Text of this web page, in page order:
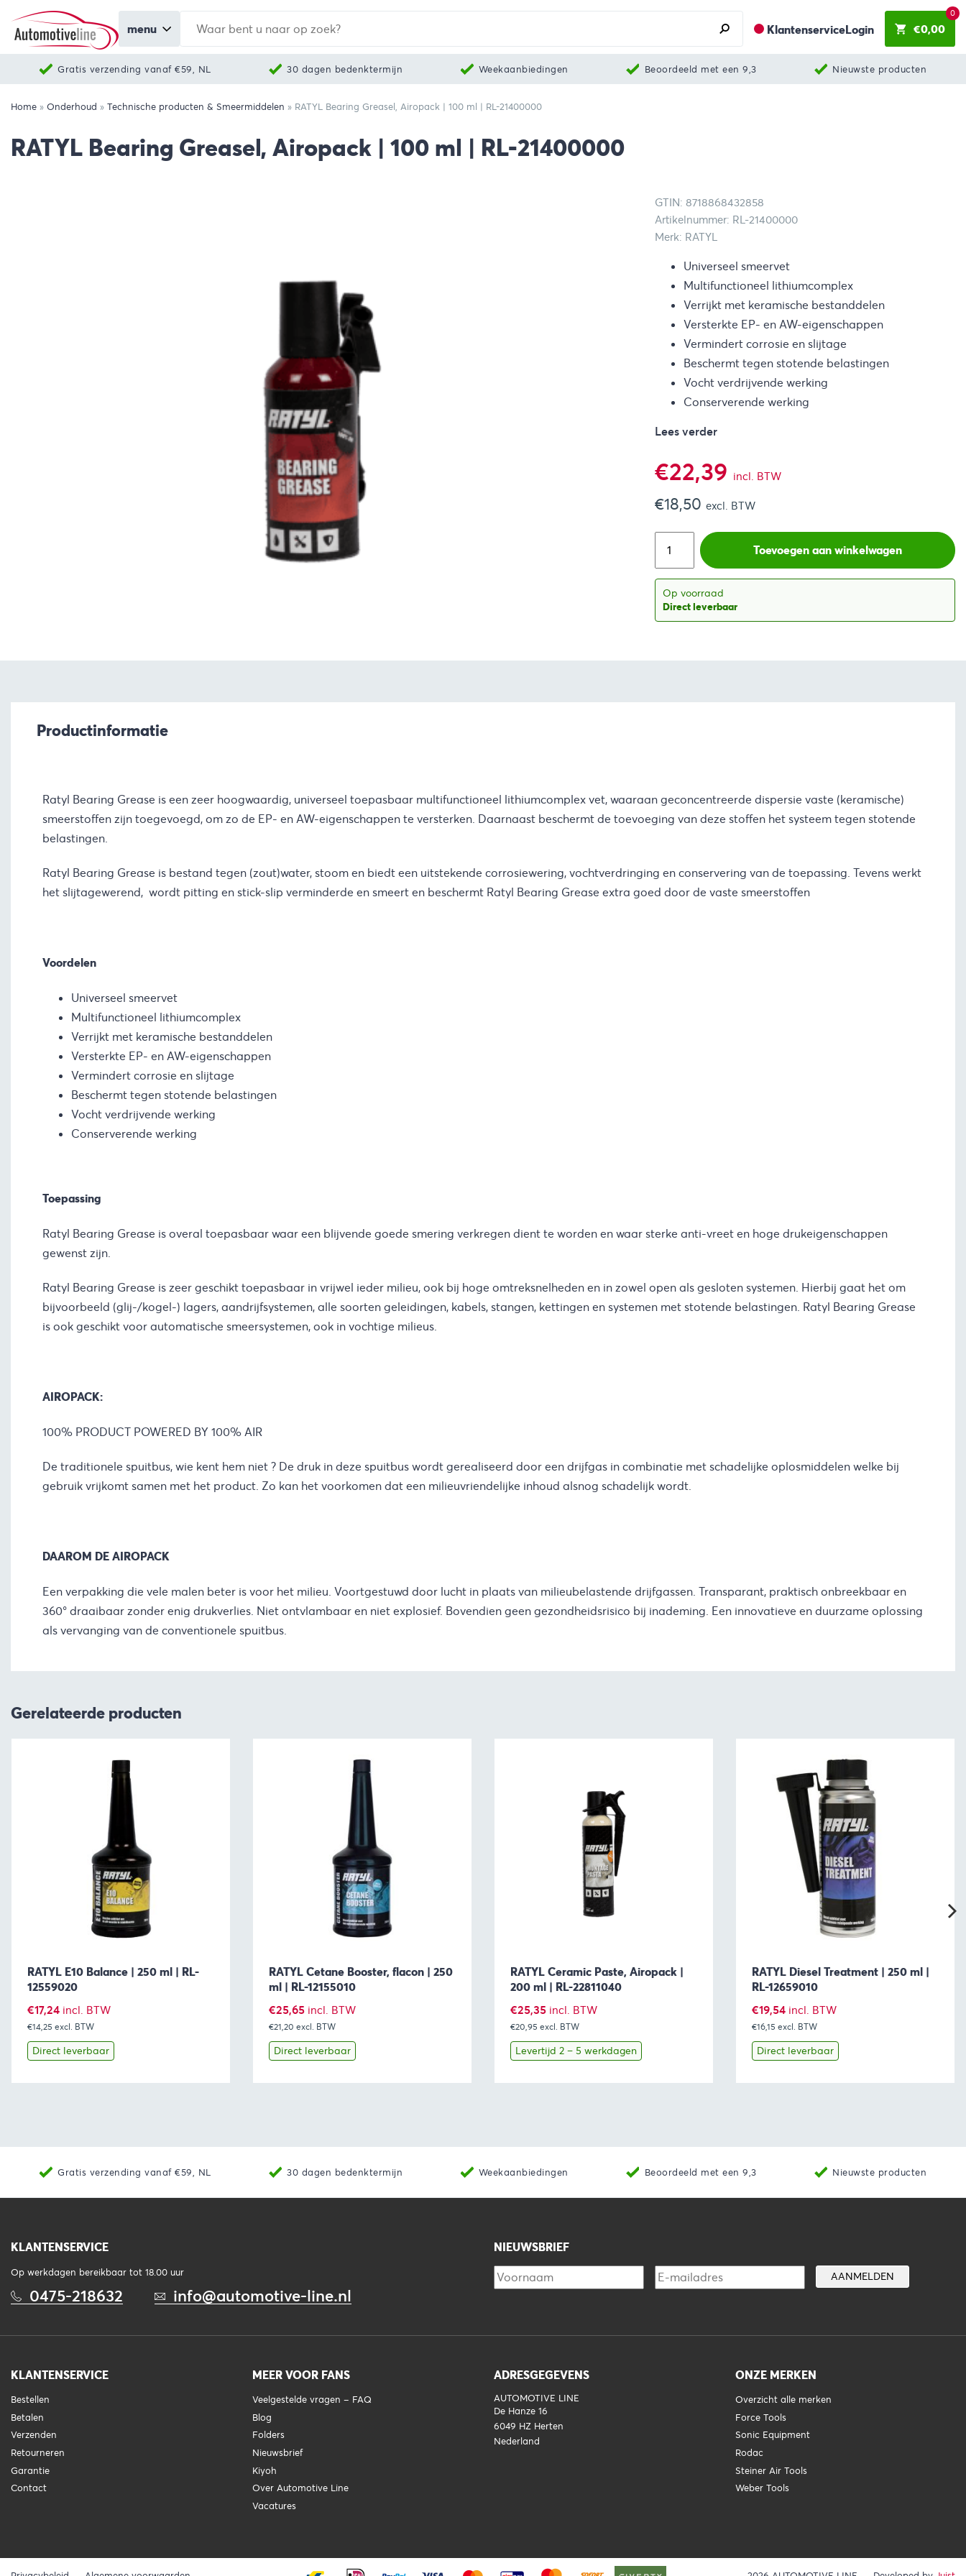
menu KlantenserviceLogin €0,00
0
Gratis verzending vanaf €59, NL 30 dagen bedenktermijn Weekaanbiedingen Beoordeeld met een 9,3 Nieuwste producten
Home » Onderhoud » Technische producten & Smeermiddelen » RATYL Bearing Greasel, Airopack | 100 ml | RL-21400000
RATYL Bearing Greasel, Airopack | 100 ml | RL-21400000
GTIN: 8718868432858
Artikelnummer: RL-21400000
Merk: RATYL
Universeel smeervet
Multifunctioneel lithiumcomplex
Verrijkt met keramische bestanddelen
Versterkte EP- en AW-eigenschappen
Vermindert corrosie en slijtage
Beschermt tegen stotende belastingen
Vocht verdrijvende werking
Conserverende werking
Lees verder
€22,39 incl. BTW
€18,50 excl. BTW
Toevoegen aan winkelwagen
Op voorraad
Direct leverbaar
Productinformatie
Ratyl Bearing Grease is een zeer hoogwaardig, universeel toepasbaar multifunctioneel lithiumcomplex vet, waaraan geconcentreerde dispersie vaste (keramische)
smeerstoffen zijn toegevoegd, om zo de EP- en AW-eigenschappen te versterken. Daarnaast beschermt de toevoeging van deze stoffen het systeem tegen stotende
belastingen.
Ratyl Bearing Grease is bestand tegen (zout)water, stoom en biedt een uitstekende corrosiewering, vochtverdringing en conservering van de toepassing. Tevens werkt
het slijtagewerend, wordt pitting en stick-slip verminderde en smeert en beschermt Ratyl Bearing Grease extra goed door de vaste smeerstoffen
Voordelen
Universeel smeervet
Multifunctioneel lithiumcomplex
Verrijkt met keramische bestanddelen
Versterkte EP- en AW-eigenschappen
Vermindert corrosie en slijtage
Beschermt tegen stotende belastingen
Vocht verdrijvende werking
Conserverende werking
Toepassing
Ratyl Bearing Grease is overal toepasbaar waar een blijvende goede smering verkregen dient te worden en waar sterke anti-vreet en hoge drukeigenschappen
gewenst zijn.
Ratyl Bearing Grease is zeer geschikt toepasbaar in vrijwel ieder milieu, ook bij hoge omtreksnelheden en in zowel open als gesloten systemen. Hierbij gaat het om
bijvoorbeeld (glij-/kogel-) lagers, aandrijfsystemen, alle soorten geleidingen, kabels, stangen, kettingen en systemen met stotende belastingen. Ratyl Bearing Grease
is ook geschikt voor automatische smeersystemen, ook in vochtige milieus.
AIROPACK:
100% PRODUCT POWERED BY 100% AIR
De traditionele spuitbus, wie kent hem niet ? De druk in deze spuitbus wordt gerealiseerd door een drijfgas in combinatie met schadelijke oplosmiddelen welke bij
gebruik vrijkomt samen met het product. Zo kan het voorkomen dat een milieuvriendelijke inhoud alsnog schadelijk wordt.
DAAROM DE AIROPACK
Een verpakking die vele malen beter is voor het milieu. Voortgestuwd door lucht in plaats van milieubelastende drijfgassen. Transparant, praktisch onbreekbaar en
360° draaibaar zonder enig drukverlies. Niet ontvlambaar en niet explosief. Bovendien geen gezondheidsrisico bij inademing. Een innovatieve en duurzame oplossing
als vervanging van de conventionele spuitbus.
Gerelateerde producten
RATYL E10 Balance | 250 ml | RL-
12559020
€17,24 incl. BTW
€14,25 excl. BTW
Direct leverbaar
RATYL Cetane Booster, flacon | 250
ml | RL-12155010
€25,65 incl. BTW
€21,20 excl. BTW
Direct leverbaar
RATYL Ceramic Paste, Airopack |
200 ml | RL-22811040
€25,35 incl. BTW
€20,95 excl. BTW
Levertijd 2 – 5 werkdagen
RATYL Diesel Treatment | 250 ml |
RL-12659010
€19,54 incl. BTW
€16,15 excl. BTW
Direct leverbaar
Gratis verzending vanaf €59, NL 30 dagen bedenktermijn Weekaanbiedingen Beoordeeld met een 9,3 Nieuwste producten
KLANTENSERVICE
Op werkdagen bereikbaar tot 18.00 uur
0475-218632 info@automotive-line.nl
NIEUWSBRIEF
KLANTENSERVICE
Bestellen
Betalen
Verzenden
Retourneren
Garantie
Contact
MEER VOOR FANS
Veelgestelde vragen – FAQ
Blog
Folders
Nieuwsbrief
Kiyoh
Over Automotive Line
Vacatures
ADRESGEGEVENS
AUTOMOTIVE LINE
De Hanze 16
6049 HZ Herten
Nederland
ONZE MERKEN
Overzicht alle merken
Force Tools
Sonic Equipment
Rodac
Steiner Air Tools
Weber Tools